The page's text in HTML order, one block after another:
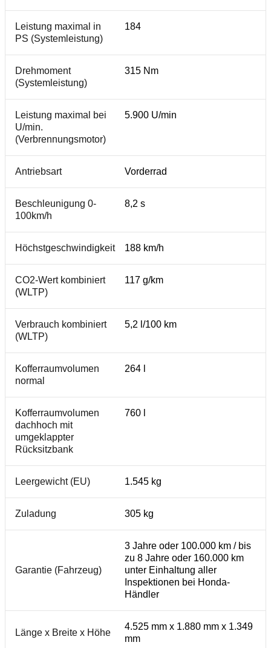
Leistung maximal in
PS (Systemleistung)
184
Drehmoment
(Systemleistung)
315 Nm
Leistung maximal bei
U/min.
(Verbrennungsmotor)
5.900 U/min
Antriebsart Vorderrad
Beschleunigung 0-
100km/h
8,2 s
Höchstgeschwindigkeit 188 km/h
CO2-Wert kombiniert
(WLTP)
117 g/km
Verbrauch kombiniert
(WLTP)
5,2 l/100 km
Kofferraumvolumen
normal
264 l
Kofferraumvolumen
dachhoch mit
umgeklappter
Rücksitzbank
760 l
Leergewicht (EU) 1.545 kg
Zuladung 305 kg
Garantie (Fahrzeug)
3 Jahre oder 100.000 km / bis
zu 8 Jahre oder 160.000 km
unter Einhaltung aller
Inspektionen bei Honda-
Händler
Länge x Breite x Höhe
4.525 mm x 1.880 mm x 1.349
mm